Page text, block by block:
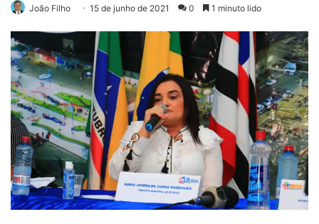
João Filho 15 de junho de 2021 0 1 minuto lido